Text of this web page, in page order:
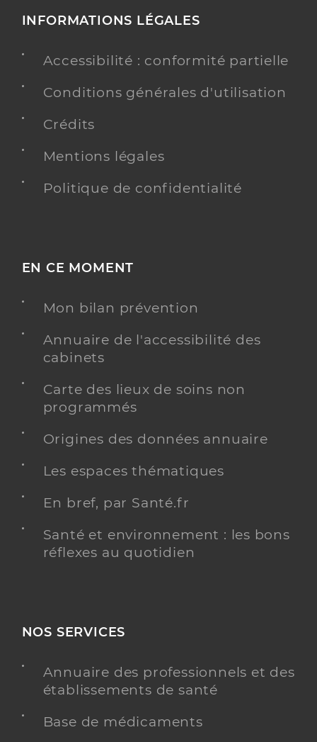
INFORMATIONS LÉGALES
Accessibilité : conformité partielle
Conditions générales d'utilisation
Crédits
Mentions légales
Politique de confidentialité
EN CE MOMENT
Mon bilan prévention
Annuaire de l'accessibilité des
cabinets
Carte des lieux de soins non
programmés
Origines des données annuaire
Les espaces thématiques
En bref, par Santé.fr
Santé et environnement : les bons
réflexes au quotidien
NOS SERVICES
Annuaire des professionnels et des
établissements de santé
Base de médicaments